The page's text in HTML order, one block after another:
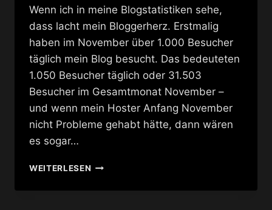
Wenn ich in meine Blogstatistiken sehe,
dass lacht mein Bloggerherz. Erstmalig
haben im November über 1.000 Besucher
täglich mein Blog besucht. Das bedeuteten
1.050 Besucher täglich oder 31.503
Besucher im Gesamtmonat November –
und wenn mein Hoster Anfang November
nicht Probleme gehabt hätte, dann wären
es sogar…
WEITERLESEN(K)EIN
BLOGGER